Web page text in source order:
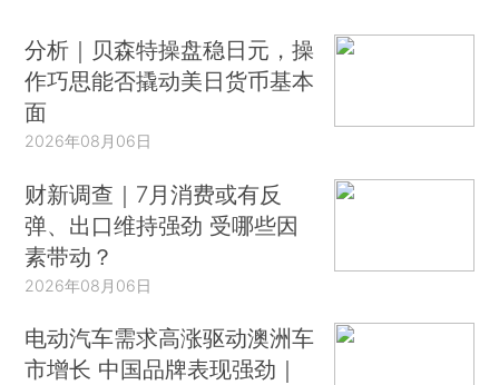
分析｜贝森特操盘稳日元，操
作巧思能否撬动美日货币基本
面
2026年08月06日
财新调查｜7月消费或有反
弹、出口维持强劲 受哪些因
素带动？
2026年08月06日
电动汽车需求高涨驱动澳洲车
市增长 中国品牌表现强劲｜